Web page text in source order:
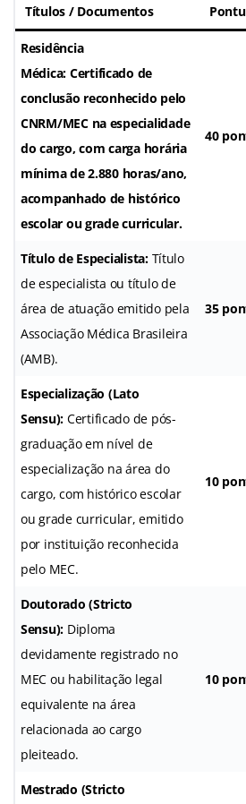
Títulos / Documentos
Residência
Médica: Certificado de
conclusão reconhecido pelo
CNRM/MEC na especialidade
do cargo, com carga horária
mínima de 2.880 horas/ano,
acompanhado de histórico
escolar ou grade curricular.
40
Título de Especialista:Título
de especialista ou título de
área de atuação emitido pela
Associação Médica Brasileira
(AMB).
35
Especialização (Lato
Sensu): Certificado de pós-
graduação em nível de
especialização na área do
cargo, com histórico escolar
ou grade curricular, emitido
por instituição reconhecida
pelo MEC.
10
Doutorado (Stricto
Sensu): Diploma
devidamente registrado no
MEC ou habilitação legal
equivalente na área
relacionada ao cargo
pleiteado.
10
Mestrado (Stricto